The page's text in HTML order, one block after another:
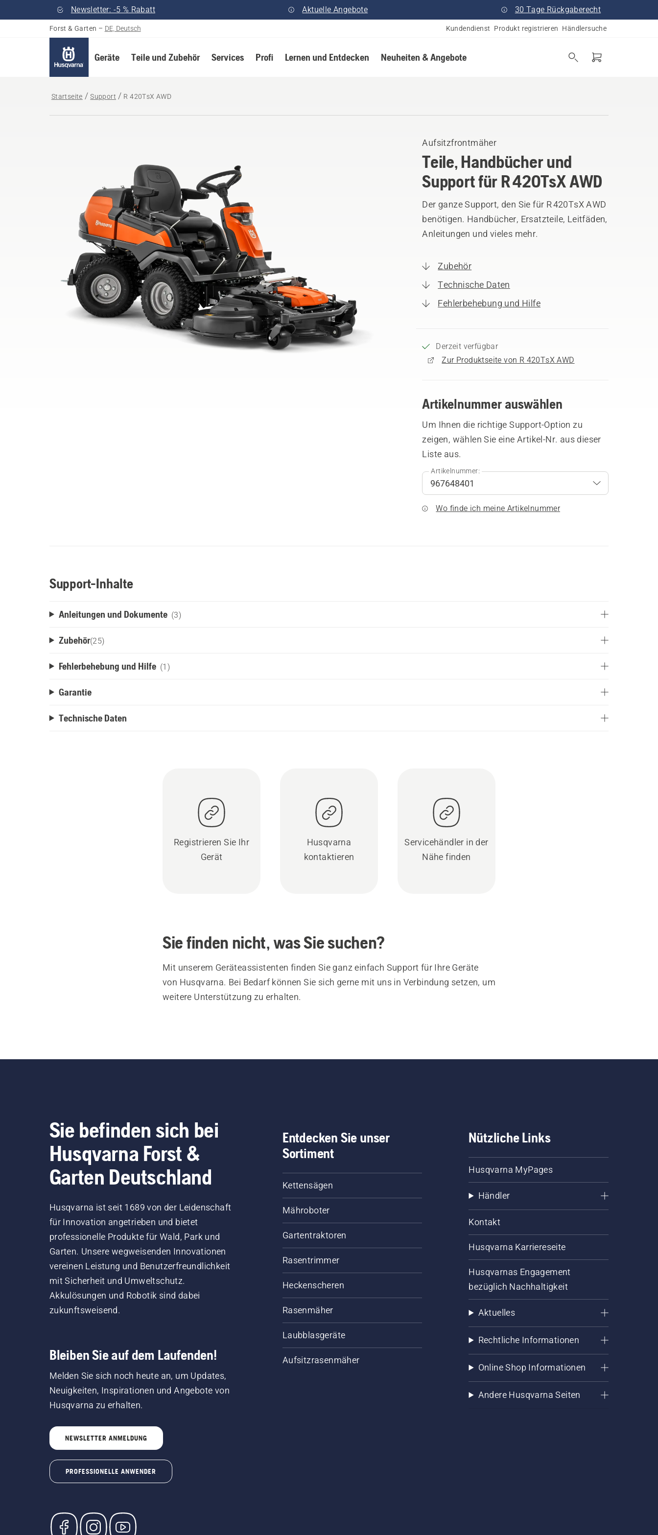
Newsletter: -5 % Rabatt Aktuelle Angebote 30 Tage Rückgaberecht
Forst & Garten – DE, Deutsch Kundendienst Produkt registrieren Händlersuche
Geräte Teile und Zubehör Services Profi Lernen und Entdecken Neuheiten & Angebote
Startseite Support R 420TsX AWD
Aufsitzfrontmäher
Teile, Handbücher und
Support für R 420TsX AWD
Der ganze Support, den Sie für R 420TsX AWD
benötigen. Handbücher, Ersatzteile, Leitfäden,
Anleitungen und vieles mehr.
Zubehör
Technische Daten
Fehlerbehebung und Hilfe
Derzeit verfügbar
Zur Produktseite von R 420TsX AWD
Artikelnummer auswählen
Um Ihnen die richtige Support-Option zu
zeigen, wählen Sie eine Artikel-Nr. aus dieser
Liste aus.
Artikelnummer:
Wo finde ich meine Artikelnummer
Support-Inhalte
Anleitungen und Dokumente (3)
Zubehör(25)
Fehlerbehebung und Hilfe (1)
Garantie
Technische Daten
Registrieren Sie Ihr
Gerät
Husqvarna
kontaktieren
Servicehändler in der
Nähe finden
Sie finden nicht, was Sie suchen?
Mit unserem Geräteassistenten finden Sie ganz einfach Support für Ihre Geräte
von Husqvarna. Bei Bedarf können Sie sich gerne mit uns in Verbindung setzen, um
weitere Unterstützung zu erhalten.
Sie befinden sich bei
Husqvarna Forst &
Garten Deutschland
Husqvarna ist seit 1689 von der Leidenschaft
für Innovation angetrieben und bietet
professionelle Produkte für Wald, Park und
Garten. Unsere wegweisenden Innovationen
vereinen Leistung und Benutzerfreundlichkeit
mit Sicherheit und Umweltschutz.
Akkulösungen und Robotik sind dabei
zukunftsweisend.
Bleiben Sie auf dem Laufenden!
Melden Sie sich noch heute an, um Updates,
Neuigkeiten, Inspirationen und Angebote von
Husqvarna zu erhalten.
NEWSLETTER ANMELDUNG
PROFESSIONELLE ANWENDER
Entdecken Sie unser
Sortiment
Kettensägen
Mähroboter
Gartentraktoren
Rasentrimmer
Heckenscheren
Rasenmäher
Laubblasgeräte
Aufsitzrasenmäher
Nützliche Links
Husqvarna MyPages
Händler
Kontakt
Husqvarna Karriereseite
Husqvarnas Engagement
bezüglich Nachhaltigkeit
Aktuelles
Rechtliche Informationen
Online Shop Informationen
Andere Husqvarna Seiten